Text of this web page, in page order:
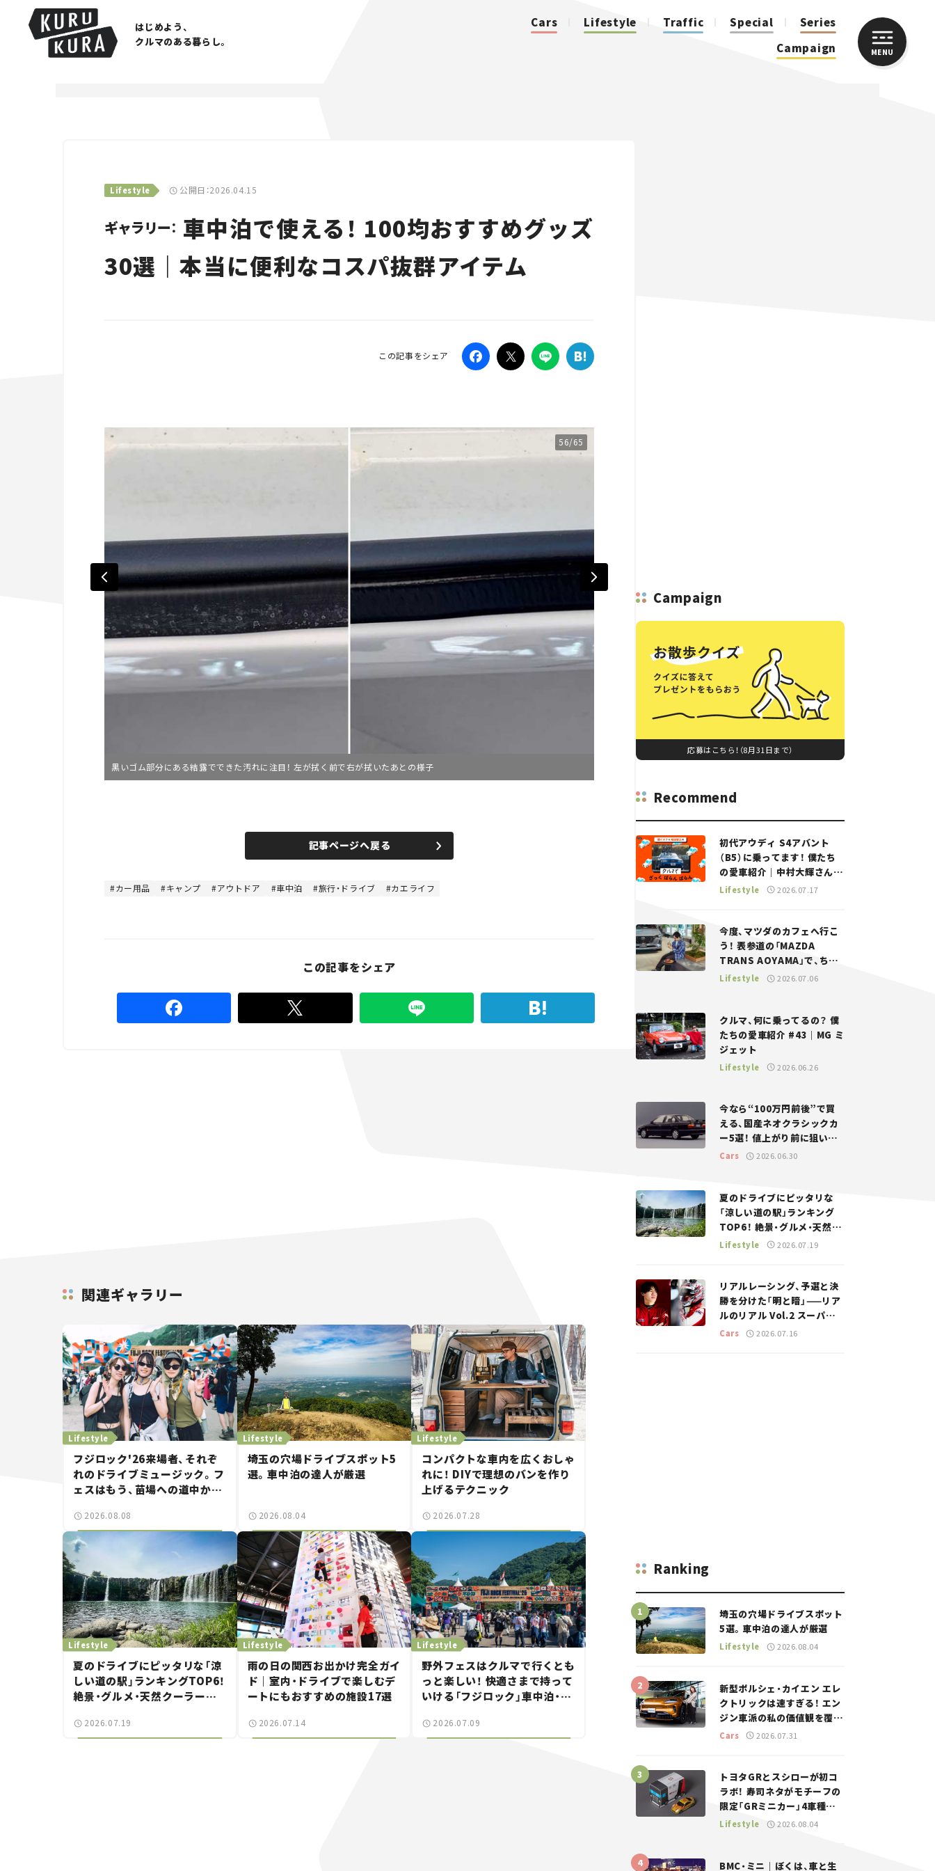
はじめよう、
クルマのある暮らし。
Cars Lifestyle Traffic Special
Series
Campaign
MENU
Lifestyle 公開日：2026.04.15
ギャラリー： 車中泊で使える！ 100均おすすめグッズ
30選｜本当に便利なコスパ抜群アイテム
この記事をシェア
56/65
黒いゴム部分にある結露でできた汚れに注目！ 左が拭く前で右が拭いたあとの様子
3
.
記事ページへ戻る
カー用品 キャンプ アウトドア 車中泊 旅行・ドライブ カエライフ
この記事をシェア
関連ギャラリー
Lifestyle
フジロック'26来場者、それぞ
れのドライブミュージック。フ
ェスはもう、苗場への道中から
2026.08.08
Lifestyle
埼玉の穴場ドライブスポット5
選。車中泊の達人が厳選
2026.08.04
Lifestyle
コンパクトな車内を広くおしゃ
れに！ DIYで理想のバンを作り
上げるテクニック
2026.07.28
Lifestyle
夏のドライブにピッタリな「涼
しい道の駅」ランキングTOP6！
絶景・グルメ・天然クーラーな
を紹介【道の駅マニアの推し駅
ガイド】vol.15
2026.07.19
Lifestyle
雨の日の関西お出かけ完全ガイ
ド｜室内・ドライブで楽しむデ
ートにもおすすめの施設17選
2026.07.14
Lifestyle
野外フェスはクルマで行くとも
っと楽しい！ 快適さまで持って
いける「フジロック」車中泊・ド
2026.07.09
Campaign
応募はこちら！（8月31日まで）
Recommend
初代アウディ S4アバント
（B5）に乗ってます！ 僕たち
の愛車紹介｜中村大輝さん
——瀬イオナと嶋田智之の
Lifestyle 2026.07.17
今度、マツダのカフェへ行こ
う！ 表参道の「MAZDA
TRANS AOYAMA」で、ちょ
っとひと息。——連載｜CCG
Lifestyle 2026.07.06
クルマ、何に乗ってるの？ 僕
たちの愛車紹介 #43｜MG ミ
ジェット
Lifestyle 2026.06.26
今なら“100万円前後”で買
える、国産ネオクラシックカ
ー5選！ 値上がり前に狙いた
い、中古車探しをお手伝い――ち
Cars 2026.06.30
夏のドライブにピッタリな
「涼しい道の駅」ランキング
TOP6！ 絶景・グルメ・天然ク
ーラーなど、避暑におすすめ
Lifestyle 2026.07.19
リアルレーシング、予選と決
勝を分けた「明と暗」——リア
ルのリアル Vol.2 スーパー
GT 2026開幕戦 岡山国際サ
Cars 2026.07.16
Ranking
埼玉の穴場ドライブスポット
5選。車中泊の達人が厳選
Lifestyle 2026.08.04
新型ポルシェ・カイエン エレ
クトリックは速すぎる！ エン
ジン車派の私の価値観を覆し
た、新しいポルシェの走り。
Cars 2026.07.31
トヨタGRとスシローが初コ
ラボ！ 寿司ネタがモチーフの
限定「GRミニカー」4車種が
登場。入手方法は？【クルマ
Lifestyle 2026.08.04
BMC・ミニ｜ぼくは、車と生
CLOSE
Traffic
Campaign